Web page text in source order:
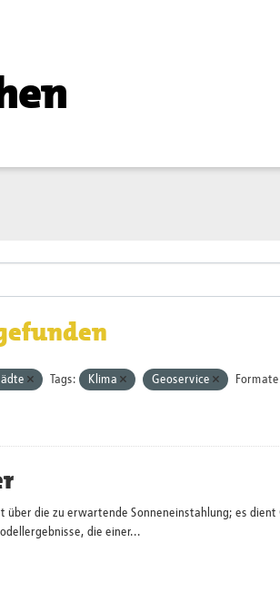
Tags: Klima Geoservice
über die zu erwartende Sonneneinstahlung; es
die einer...